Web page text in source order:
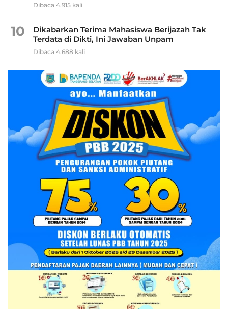
Dibaca 4.915 kali
10
Dikabarkan Terima Mahasiswa Berijazah Tak
Terdata di Dikti, Ini Jawaban Unpam
Dibaca 4.688 kali